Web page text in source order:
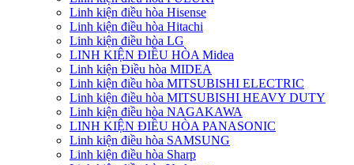
Linh kiện điều hòa Hisense
Linh kiện điều hòa Hitachi
Linh kiện điều hòa LG
LINH KIỆN ĐIỀU HÒA Midea
Linh kiện Điều hòa MIDEA
Linh kiện điều hòa MITSUBISHI ELECTRIC
Linh kiện điều hòa MITSUBISHI HEAVY DUTY
Linh kiện điều hòa NAGAKAWA
LINH KIỆN ĐIỀU HÒA PANASONIC
Linh kiện điều hòa SAMSUNG
Linh kiện điều hòa Sharp